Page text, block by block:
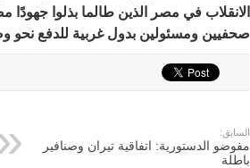
الانقلاب في مصر الذين طالما بذلوا جهودًا
صحفيين ومسئولين بدول غربية للدفع نحو
السابق:
مفوضو الدستورية: اتفاقية تيران وصنافير
باطلة